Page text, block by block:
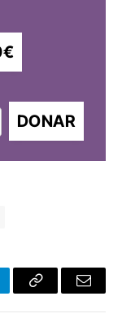
DONAR
Copy
Email